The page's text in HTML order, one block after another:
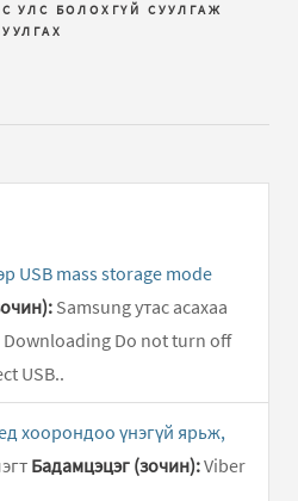
УЛС БОЛОХГҮЙ СУУЛГАЖ
USB mass storage mode
(зочин):Samsung утас асахаа
Do not turn off
USB..
хоорондоо үнэгүй ярьж,
Бадамцэцэг (зочин):Viber